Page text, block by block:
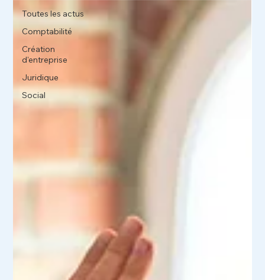
Toutes les actus
Comptabilité
Création
d'entreprise
Juridique
Social